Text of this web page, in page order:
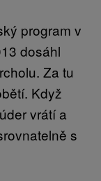
program v
dosáhl
Za tu
Když
vrátí a
s